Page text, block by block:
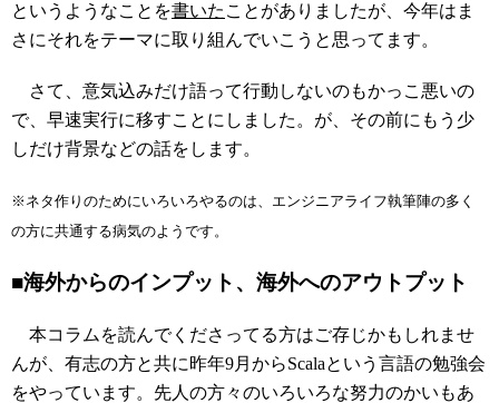
というようなことを書いた ことがありましたが、今年はま
さにそれをテーマに取り組んでいこうと思ってます。
さて、意気込みだけ語って行動しないのもかっこ悪いの
で、早速実行に移すことにしました。が、その前にもう少
しだけ背景などの話をします。
※ネタ作りのためにいろいろやるのは、エンジニアライフ執筆陣の多く
の方に共通する病気のようです。
■海外からのインプット、海外へのアウトプット
本コラムを読んでくださってる方はご存じかもしれませ
んが、有志の方と共に昨年9月からScalaという言語の勉強会
をやっています。先人の方々のいろいろな努力のかいもあ